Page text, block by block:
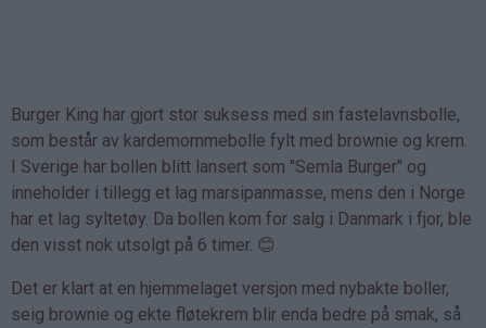
Burger King har gjort stor suksess med sin fastelavnsbolle,
som består av kardemommebolle fylt med brownie og krem.
I Sverige har bollen blitt lansert som "Semla Burger" og
inneholder i tillegg et lag marsipanmasse, mens den i Norge
har et lag syltetøy. Da bollen kom for salg i Danmark i fjor, ble
den visst nok utsolgt på 6 timer. 😊
Det er klart at en hjemmelaget versjon med nybakte boller,
seig brownie og ekte fløtekrem blir enda bedre på smak, så